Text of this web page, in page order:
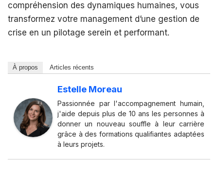
compréhension des dynamiques humaines, vous
transformez votre management d’une gestion de
crise en un pilotage serein et performant.
À propos Articles récents
Estelle Moreau
Passionnée par l'accompagnement humain,
j'aide depuis plus de 10 ans les personnes à
donner un nouveau souffle à leur carrière
grâce à des formations qualifiantes adaptées
à leurs projets.